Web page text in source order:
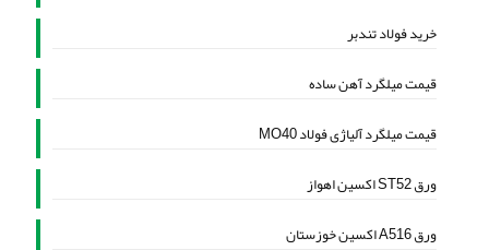
خرید فولاد تندبر
قیمت میلگرد آهن ساده
قیمت میلگرد آلیاژی فولاد MO40
ورق ST52 اکسین اهواز
ورق A516 اکسین خوزستان